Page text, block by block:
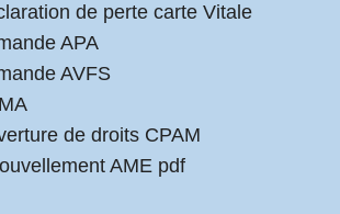
de perte carte Vitale
APA
AVFS
de droits CPAM
AME pdf